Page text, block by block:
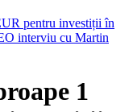
pentru investiții în
interviu cu Martin
1